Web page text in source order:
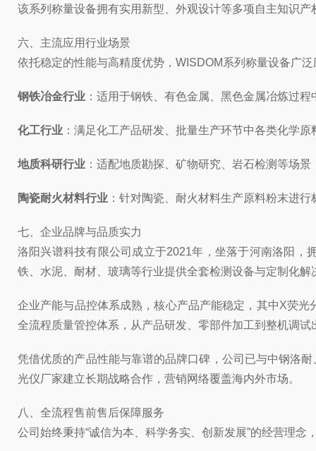
该系列称量设备拥有实用新型、外观设计等多项自主知识
六、主流应用行业场景
依托稳定的性能与高精度优势，WISDOM系列称量设备广
钢铁冶金行业 ：适用于钢铁、有色金属、黑色金属冶炼过
化工行业 ：满足化工产品研发、批量生产环节中各类化学
地质科研行业 ：适配地质勘探、矿物研究、岩石检测等场
陶瓷耐火材料行业 ：针对陶瓷、耐火材料生产原料粉末进
七、企业品牌与品质实力
洛阳兴谱科技有限公司成立于2021年，坐落于河南洛阳，
铁、水泥、耐材、玻璃等行业提供全套检测设备与定制化解
企业产能与品控体系成熟，核心产品产能稳定，其中X荧
全流程质量管控体系，从产品研发、零部件加工到整机调
凭借优质的产品性能与靠谱的品牌口碑，公司已与中钢洛
光仪厂家建立长期战略合作，营销网络覆盖海内外市场。
八、全流程售前售后保障服务
公司始终秉持“诚信为本、科学务实、创新发展”的经营理